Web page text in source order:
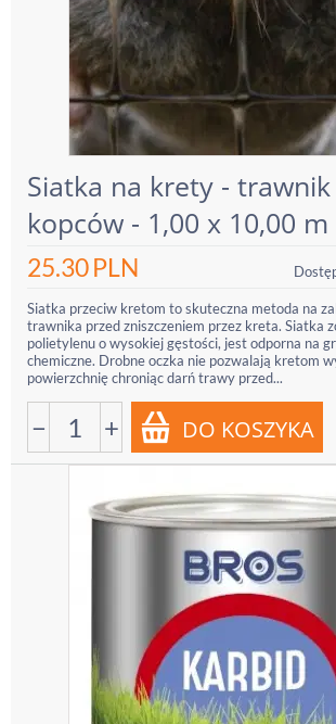
Siatka na krety - trawnik
kopców - 1,00 x 10,00 m
25.30PLN
Siatka przeciw kretom to skuteczna metoda na
trawnika przed zniszczeniem przez kreta. Siatka
polietylenu o wysokiej gęstości, jest odporna na
chemiczne. Drobne oczka nie pozwalają kretom
powierzchnię chroniąc darń trawy przed...
− +